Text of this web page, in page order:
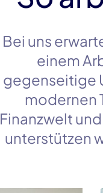
Bei uns
einem
gegenseitige
modernen
Finanzwelt
unterstützen